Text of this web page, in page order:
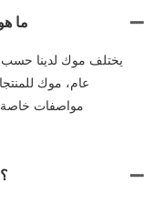
ما
يختلف موك لدينا حسب
مواصفات خاصة
هل تقدمون خدمات OEM و ODM؟